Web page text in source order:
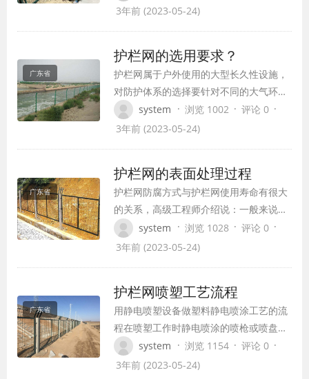
烦或是护栏网的损坏，所以护栏网在装车
事项：其实现在也有很多消费者会反映，
货物有的被压的变形了，所以护栏网在装
车的时候一定…
3年前 (2023-05-24)
广东省
护栏网的选用要求？
护栏网属于户外使用的大型长久性设施，
对防护体系的选择要针对不同的大气环境
选择不同的防护体系。新颁布的国家标准
GB/T18226-2000《高速公路交通工程钢
（铝）后涂塑、涂塑。 在乡村和污染不严
重的地区，可采用单独热浸锌层防护或单
独…
system · 浏览 1002 · 评论 0 ·
3年前 (2023-05-24)
广东省
护栏网的表面处理过程
护栏网防腐方式与护栏网使用寿命有很大
的关系，高级工程师介绍说：一般来说公
路护栏网使用年限在10年，一些没有规模
的小厂家，以低价占领市场，为了降低成
我们告诉广大客户，所以购买铁路隔离栅
一定要选择正规专业的生产厂家，坚决不
能贪图便…
system · 浏览 1028 · 评论 0 ·
3年前 (2023-05-24)
广东省
护栏网喷塑工艺流程
用静电喷塑设备做塑料静电喷涂工艺的流
程在喷塑工作时静电喷涂的喷枪或喷盘、
喷杯部分接负极，工件接正极并接地，在
高压静电发生器的高电压作用下，喷枪(或
system · 浏览 1154 · 评论 0 ·
3年前 (2023-05-24)